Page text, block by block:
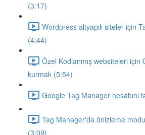
(3:17)
Wordpress altyapılı siteler için
(4:44)
Özel Kodlanmış websiteleri
kurmak (5:54)
Google Tag Manager hesabını
Tag Manager'da önizleme
(3:09)